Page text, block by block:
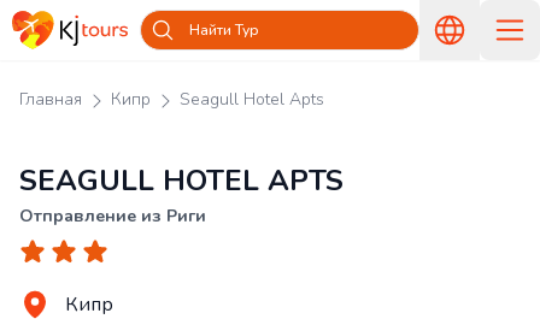
Найти Тур
Главная Кипр Seagull Hotel Apts
SEAGULL HOTEL APTS
Отправление из Риги
Кипр